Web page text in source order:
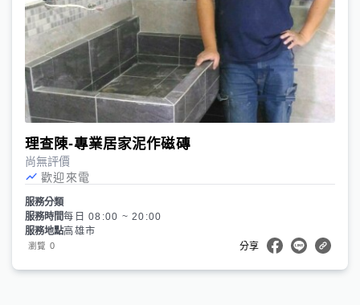
理查陳-專業居家泥作磁磚
尚無評價
歡迎來電
服務分類
服務時間每日 08:00 ~ 20:00
服務地點高雄市
瀏覽 0 分享